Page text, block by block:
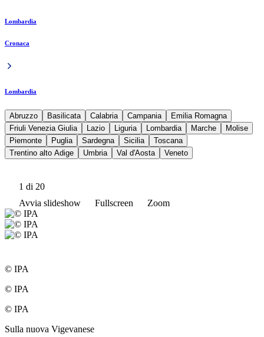
Lombardia
Cronaca
Lombardia
Abruzzo Basilicata Calabria Campania
Emilia Romagna
Friuli Venezia Giulia
Lazio Liguria Lombardia Marche
Molise
Piemonte
Puglia Sardegna Sicilia
Toscana
Trentino alto Adige
Umbria Val d'Aosta Veneto
1 di 20
Avvia slideshow
Fullscreen Zoom
© IPA
© IPA
© IPA
Sulla nuova Vigevanese